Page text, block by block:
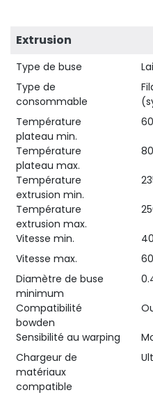
Extrusion
Type de buse
Type de
consommable
Température
plateau min.
Température
plateau max.
Température
extrusion min.
Température
extrusion max.
Vitesse min.
Vitesse max.
Diamètre de buse
minimum
Compatibilité
bowden
Sensibilité au warping
Chargeur de
matériaux
compatible